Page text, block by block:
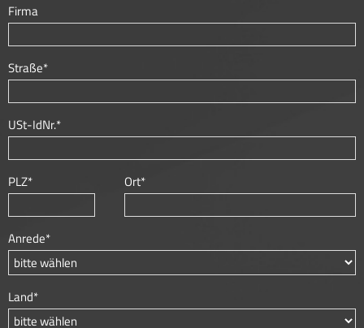
Firma
Straße*
USt-IdNr.*
PLZ* Ort*
Anrede*
Land*